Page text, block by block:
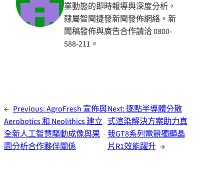
業動態的即時報導與深度分析，
隸屬智聞捷發新聞發佈網絡。新
聞稿發佈與廣告合作請洽 0800-
588-211。
← Previous:AgroFresh 宣佈與
Aerobotics 和 Neolithics 建立
全新人工智慧驅動成像與果
園分析合作夥伴關係
Next:逐點半導體分散
式渲染解決方案助力真
我GT8系列電競獨顯晶
片R1效能躍升 →